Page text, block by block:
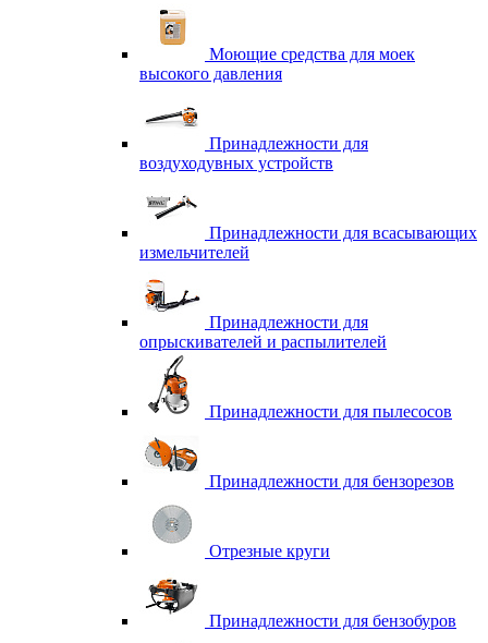
Моющие средства для моек
высокого давления
Принадлежности для
воздуходувных устройств
Принадлежности для всасывающих
измельчителей
Принадлежности для
опрыскивателей и распылителей
Принадлежности для пылесосов
Принадлежности для бензорезов
Отрезные круги
Принадлежности для бензобуров